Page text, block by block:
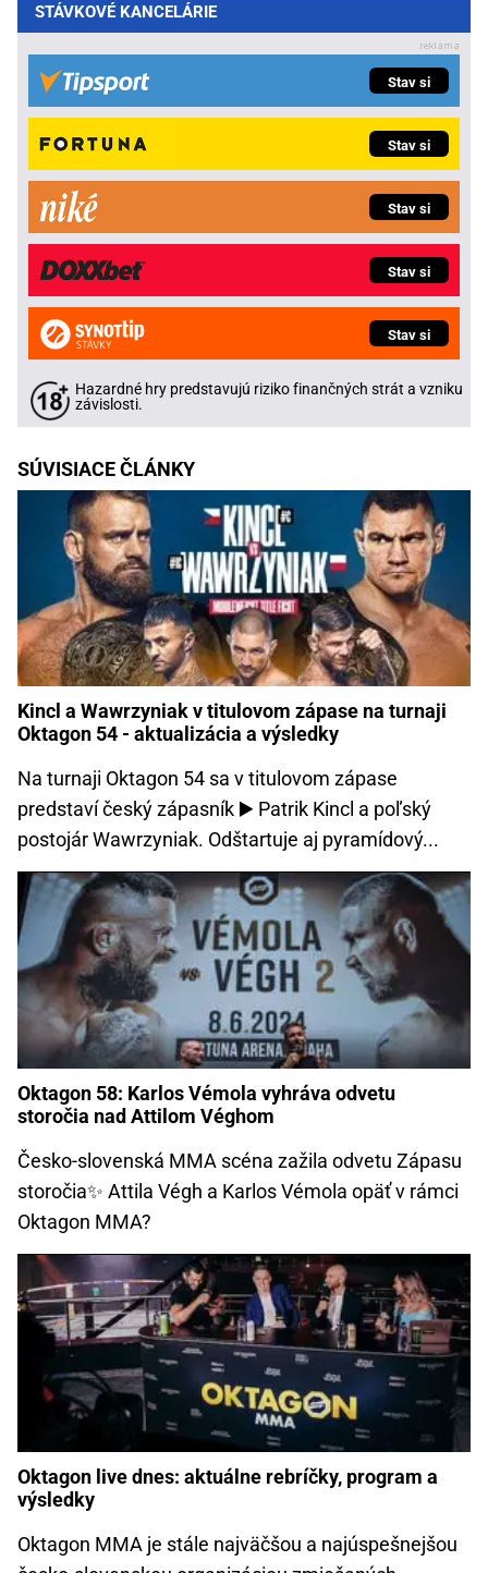
STÁVKOVÉ KANCELÁRIE
Stav si
Stav si
Stav si
Stav si
Stav si
Hazardné hry predstavujú riziko finančných strát a vzniku
závislosti.
SÚVISIACE ČLÁNKY
Kincl a Wawrzyniak v titulovom zápase na turnaji
Oktagon 54 - aktualizácia a výsledky
Na turnaji Oktagon 54 sa v titulovom zápase
predstaví český zápasník ▶️ Patrik Kincl a poľský
postojár Wawrzyniak. Odštartuje aj pyramídový...
Oktagon 58: Karlos Vémola vyhráva odvetu
storočia nad Attilom Véghom
Česko-slovenská MMA scéna zažila odvetu Zápasu
storočia✨ Attila Végh a Karlos Vémola opäť v rámci
Oktagon MMA?
Oktagon live dnes: aktuálne rebríčky, program a
výsledky
Oktagon MMA je stále najväčšou a najúspešnejšou